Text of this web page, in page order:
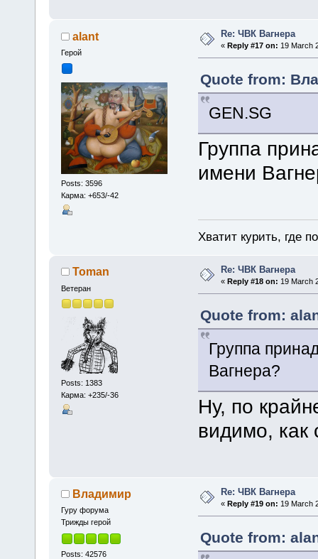
alant
Герой
Posts: 3596
Карма: +653/-42
Re: ЧВК Вагнера
« Reply #17 on: 19 March
Quote from:
GEN.SG
Группа
имени
Хватит курить, где
Toman
Ветеран
Posts: 1383
Карма: +235/-36
Re: ЧВК Вагнера
« Reply #18 on: 19 March
Quote from:
Группа
Вагнера?
Ну, по
видимо, как
Владимир
Гуру форума
Трижды герой
Posts: 42576
Re: ЧВК Вагнера
«Reply #19 on: 19 March
Quote from: